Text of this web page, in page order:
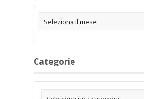
Categorie